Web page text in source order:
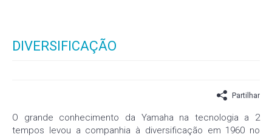
DIVERSIFICAÇÃO
Partilhar
O grande conhecimento da Yamaha na tecnologia a 2
tempos levou a companhia à diversificação em 1960 no